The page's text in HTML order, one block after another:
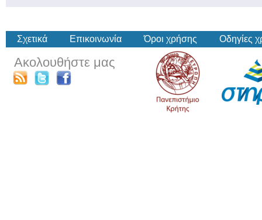
Σχετικά Επικοινωνία Όροι χρήσης Οδηγίες
Ακολουθήστε μας